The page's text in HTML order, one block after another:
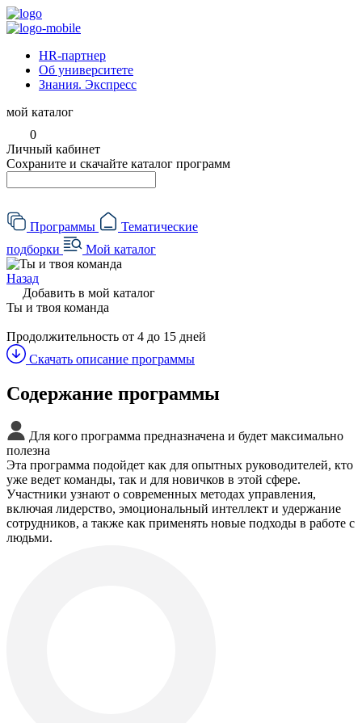
HR-партнер
Об университете
Знания. Экспресс
мой каталог
0
Личный кабинет
Сохраните и скачайте каталог программ
Программы
Тематические
подборки
Мой каталог
Назад
Добавить в мой каталог
Ты и твоя команда
Продолжительность от 4 до 15 дней
Скачать описание программы
Содержание программы
Для кого программа предназначена и будет максимально
полезна
Эта программа подойдет как для опытных руководителей, кто
уже ведет команды, так и для новичков в этой сфере.
Участники узнают о современных методах управления,
включая лидерство, эмоциональный интеллект и удержание
сотрудников, а также как применять новые подходы в работе с
людьми.